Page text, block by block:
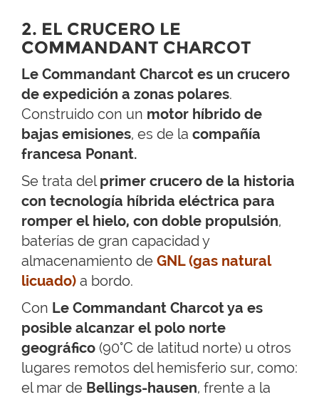
2. EL CRUCERO LE
COMMANDANT CHARCOT
Le Commandant Charcot es un crucero
de expedición a zonas polares.
Construido con un motor híbrido de
bajas emisiones, es de la compañía
francesa Ponant.
Se trata delprimer crucero de la historia
con tecnología híbrida eléctrica para
romper el hielo, con doble propulsión,
baterías de gran capacidad y
almacenamiento de GNL (gas natural
licuado) a bordo.
Con Le Commandant Charcot ya es
posible alcanzar el polo norte
geográfico (90°C de latitud norte) u otros
lugares remotos del hemisferio sur, como:
el mar de Bellings-hausen, frente a la